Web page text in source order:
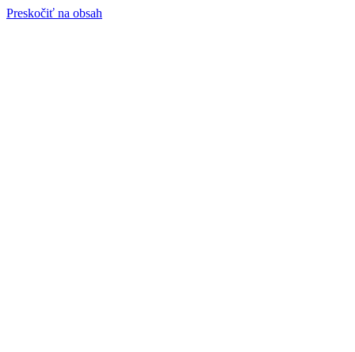
Preskočiť na obsah